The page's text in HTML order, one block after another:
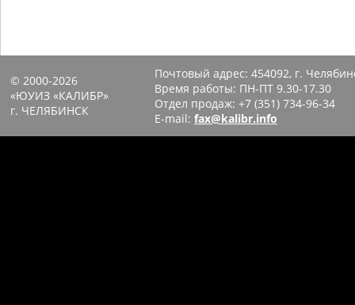
© 2000-2026
«ЮУИЗ «КАЛИБР»
г. ЧЕЛЯБИНСК
Почтовый адрес: 454092, г.
Время работы: ПН-ПТ 9.30-17.30
Отдел продаж: +7 (351) 734-96-34
E-mail: fax@kalibr.info